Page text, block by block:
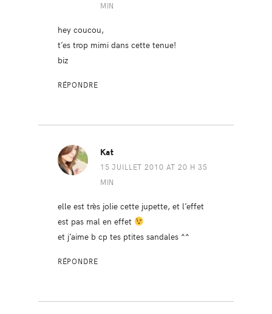
MIN
hey coucou,
t’es trop mimi dans cette tenue!
biz
RÉPONDRE
Kat
15 JUILLET 2010 AT 20 H 35
MIN
elle est très jolie cette jupette, et l’effet
est pas mal en effet
et j’aime b cp tes ptites sandales ^^
RÉPONDRE